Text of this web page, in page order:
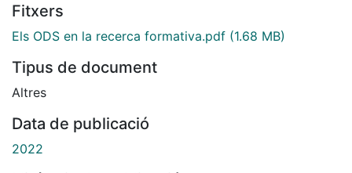
Fitxers
Els ODS en la recerca formativa.pdf (1.68 MB)
Tipus de document
Altres
Data de publicació
2022